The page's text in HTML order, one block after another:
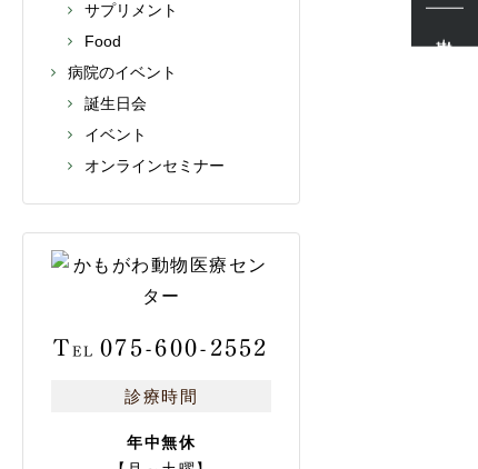
サプリメント
Food
病院のイベント
誕生日会
イベント
オンラインセミナー
TEL 075-600-2552
診療時間
年中無休